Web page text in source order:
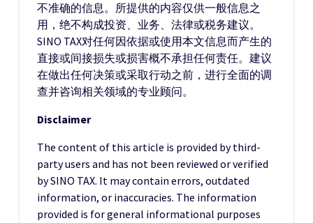
不准确的信息。所提供的内容仅供一般信息之
用，绝不构成投资、业务、法律或税务建议。
SINO TAX对任何因依据或使用本文信息而产生的
直接或间接损失或损害概不承担任何责任。建议
在做出任何决策或采取行动之前，进行全面的调
查并咨询相关领域的专业顾问。
Disclaimer
The content of this article is provided by third-
party users and has not been reviewed or verified
by SINO TAX. It may contain errors, outdated
information, or inaccuracies. The information
provided is for general informational purposes